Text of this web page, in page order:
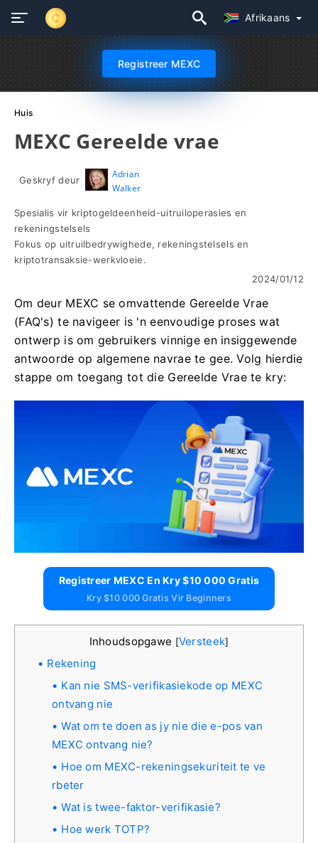
Afrikaans
Registreer MEXC
Huis
MEXC Gereelde vrae
Geskryf deur
Adrian
Walker
Spesialis vir kriptogeldeenheid-uitruiloperasies en
rekeningstelsels
Fokus op uitruilbedrywighede, rekeningstelsels en
kriptotransaksie-werkvloeie.
2024/01/12
Om deur MEXC se omvattende Gereelde Vrae
(FAQ's) te navigeer is 'n eenvoudige proses wat
ontwerp is om gebruikers vinnige en insiggewende
antwoorde op algemene navrae te gee. Volg hierdie
stappe om toegang tot die Gereelde Vrae te kry:
Registreer MEXC En Kry $10 000 Gratis
Kry $10 000 Gratis Vir Beginners
Inhoudsopgawe [Versteek]
Rekening
Kan nie SMS-verifikasiekode op MEXC
ontvang nie
Wat om te doen as jy nie die e-pos van
MEXC ontvang nie?
Hoe om MEXC-rekeningsekuriteit te ve
rbeter
Wat is twee-faktor-verifikasie?
Hoe werk TOTP?